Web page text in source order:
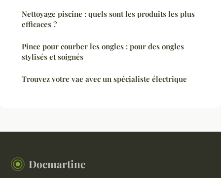
Nettoyage piscine : quels sont les produits les plus
efficaces ?
Pince pour courber les ongles : pour des ongles
stylisés et soignés
Trouvez votre vae avec un spécialiste électrique
Docmartine